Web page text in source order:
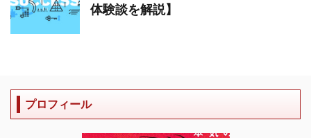
体験談を解説】
プロフィール